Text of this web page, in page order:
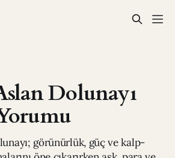
Dolunayı
görünürlük, güç ve kalp-